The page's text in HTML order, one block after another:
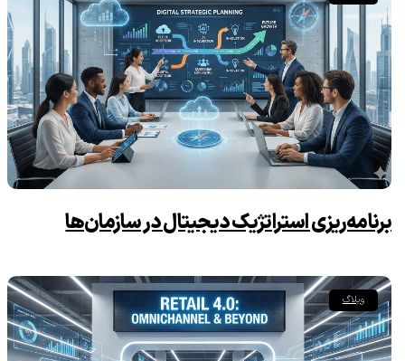
برنامه‌ریزی استراتژیک دیجیتال در سازمان‌ها
وبلاگ